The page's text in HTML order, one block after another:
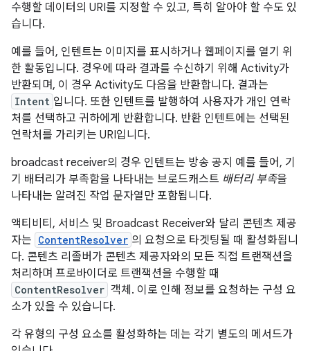
수행할 데이터의 URI를 지정할 수 있고, 특히 알아야 할 수도 있
습니다.
예를 들어, 인텐트는 이미지를 표시하거나 웹페이지를 열기 위
한 활동입니다. 경우에 따라 결과를 수신하기 위해 Activity가
반환되며, 이 경우 Activity도 다음을 반환합니다. 결과는
Intent 입니다. 또한 인텐트를 발행하여 사용자가 개인 연락
처를 선택하고 귀하에게 반환합니다. 반환 인텐트에는 선택된
연락처를 가리키는 URI입니다.
broadcast receiver의 경우 인텐트는 방송 공지 예를 들어, 기
기 배터리가 부족함을 나타내는 브로드캐스트 배터리 부족을
나타내는 알려진 작업 문자열만 포함됩니다.
액티비티, 서비스 및 Broadcast Receiver와 달리 콘텐츠 제공
자는 ContentResolver 의 요청으로 타겟팅될 때 활성화됩니
다. 콘텐츠 리졸버가 콘텐츠 제공자와의 모든 직접 트랜잭션을
처리하며 프로바이더로 트랜잭션을 수행할 때
ContentResolver 객체. 이로 인해 정보를 요청하는 구성 요
소가 있을 수 있습니다.
각 유형의 구성 요소를 활성화하는 데는 각기 별도의 메서드가